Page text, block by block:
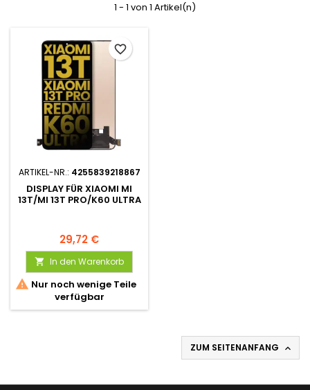
1 - 1 von 1 Artikel(n)
ARTIKEL-NR.: 4255839218867
DISPLAY FÜR XIAOMI MI
13T/MI 13T PRO/K60 ULTRA
29,72 €
 In den Warenkorb
 Nur noch wenige Teile
verfügbar
favorite_border
ZUM SEITENANFANG 